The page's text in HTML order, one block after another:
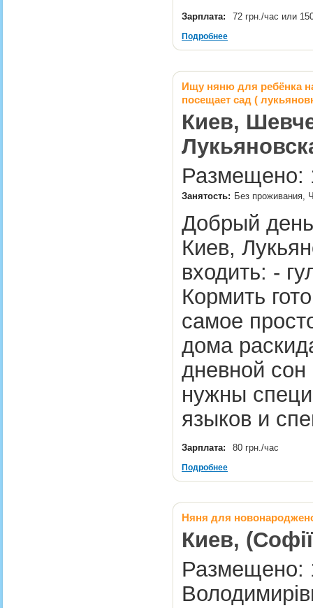
Зарплата: 72 грн./час или
Подробнее
Ищу няню для ребёнка
посещает сад (
Киев,
Размещено:
Занятость: Без проживания,
Добрый
Киев,
входить: -
Кормить
самое
дома
дневной сон
нужны
языков и
Зарплата: 80 грн./час
Подробнее
Няня для
Киев,
Размещено: